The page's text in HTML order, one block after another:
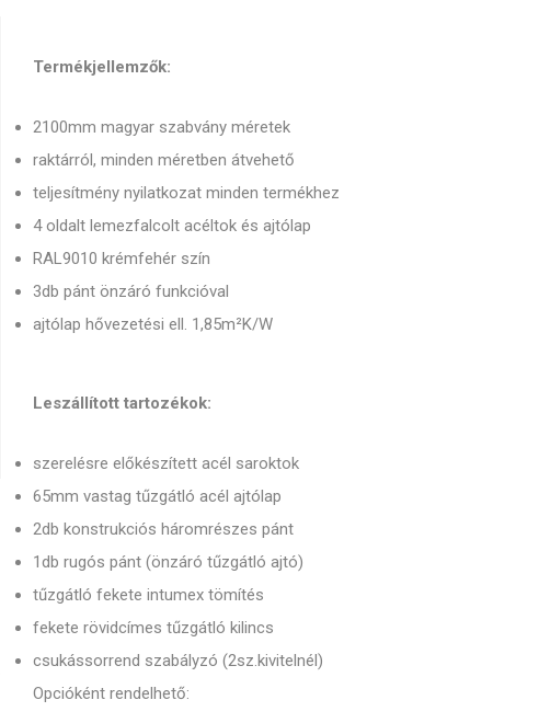
Termékjellemzők:
2100mm magyar szabvány méretek
raktárról, minden méretben átvehető
teljesítmény nyilatkozat minden termékhez
4 oldalt lemezfalcolt acéltok és ajtólap
RAL9010 krémfehér szín
3db pánt önzáró funkcióval
ajtólap hővezetési ell. 1,85m²K/W
Leszállított tartozékok:
szerelésre előkészített acél saroktok
65mm vastag tűzgátló acél ajtólap
2db konstrukciós háromrészes pánt
1db rugós pánt (önzáró tűzgátló ajtó)
tűzgátló fekete intumex tömítés
fekete rövidcímes tűzgátló kilincs
csukássorrend szabályzó (2sz.kivitelnél)
Opcióként rendelhető: